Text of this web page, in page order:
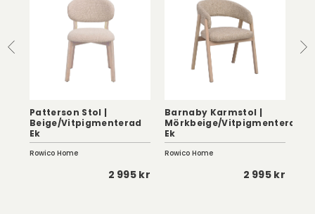
Patterson Stol |
Beige/Vitpigmenterad
Ek
Rowico Home
2 995 kr
Barnaby Karmstol |
Mörkbeige/Vitpigmenterad
Ek
Rowico Home
2 995 kr